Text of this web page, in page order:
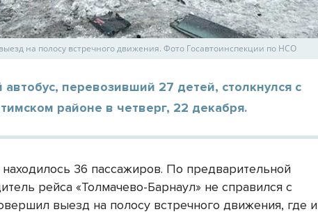
на полосу встречного движения. Фото Госавтоинспекции по НСО
автобус, перевозивший 27 детей, столкнулся с
районе в четверг, 22 декабря.
находилось 36 пассажиров. По предварительной
рейса «Толмачево-Барнаул» не справился с
выезд на полосу встречного движения, где и